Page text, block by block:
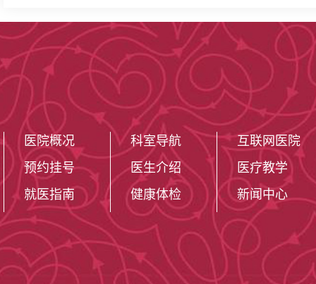
医院概况
预约挂号
就医指南
科室导航
医生介绍
健康体检
互联网医院
医疗教学
新闻中心